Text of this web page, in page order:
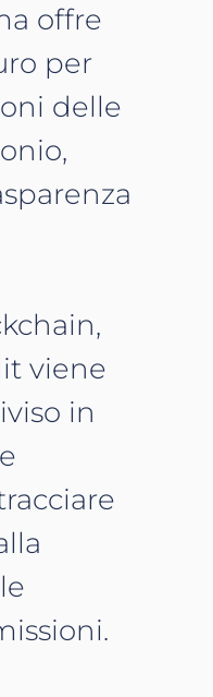
offre
per
delle
viene
in